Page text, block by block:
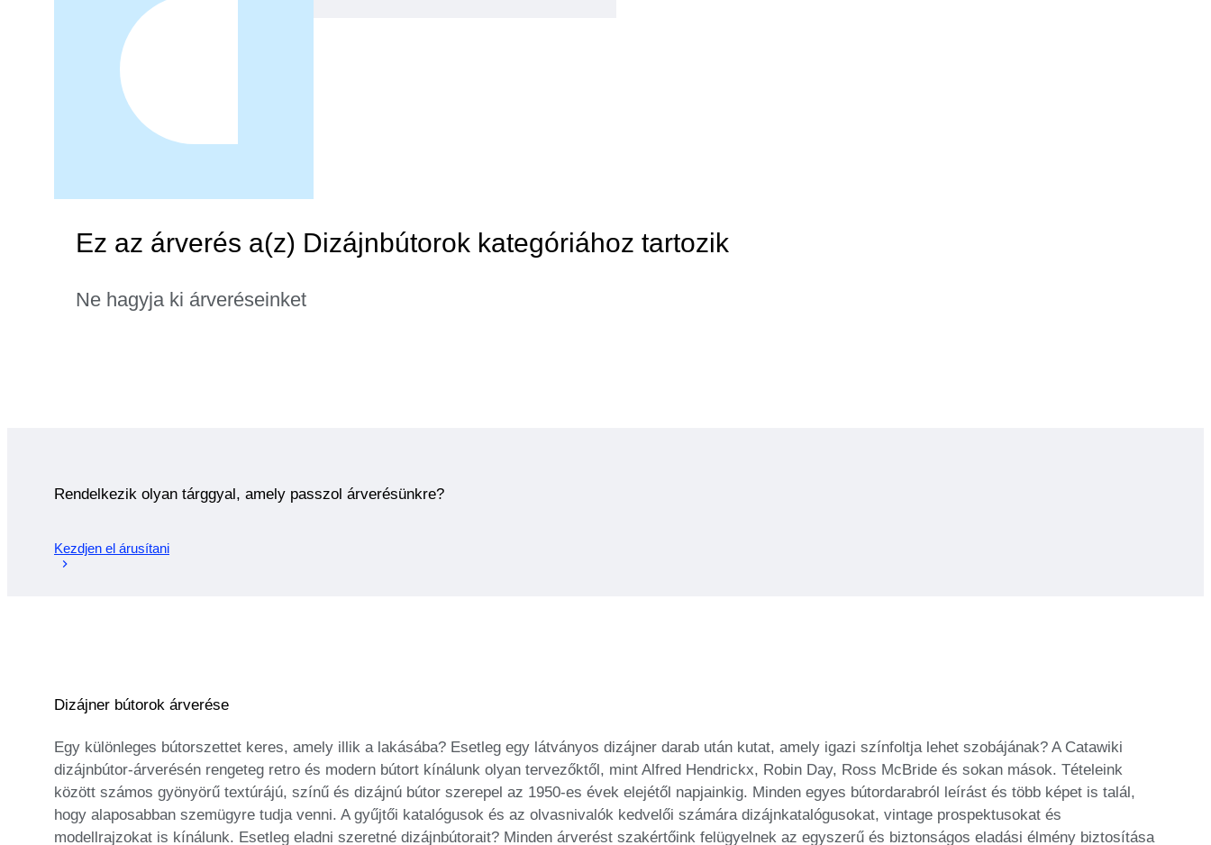
Ez az árverés a(z) Dizájnbútorok kategóriához tartozik
Ne hagyja ki árveréseinket
Rendelkezik olyan tárggyal, amely passzol árverésünkre?
Kezdjen el árusítani
Dizájner bútorok árverése
Egy különleges bútorszettet keres, amely illik a lakásába? Esetleg egy látványos dizájner darab után kutat, amely igazi színfoltja lehet szobájának? A Catawiki
dizájnbútor-árverésén rengeteg retro és modern bútort kínálunk olyan tervezőktől, mint Alfred Hendrickx, Robin Day, Ross McBride és sokan mások. Tételeink
között számos gyönyörű textúrájú, színű és dizájnú bútor szerepel az 1950-es évek elejétől napjainkig. Minden egyes bútordarabról leírást és több képet is talál,
hogy alaposabban szemügyre tudja venni. A gyűjtői katalógusok és az olvasnivalók kedvelői számára dizájnkatalógusokat, vintage prospektusokat és
modellrajzokat is kínálunk. Esetleg eladni szeretné dizájnbútorait? Minden árverést szakértőink felügyelnek az egyszerű és biztonságos eladási élmény biztosítása